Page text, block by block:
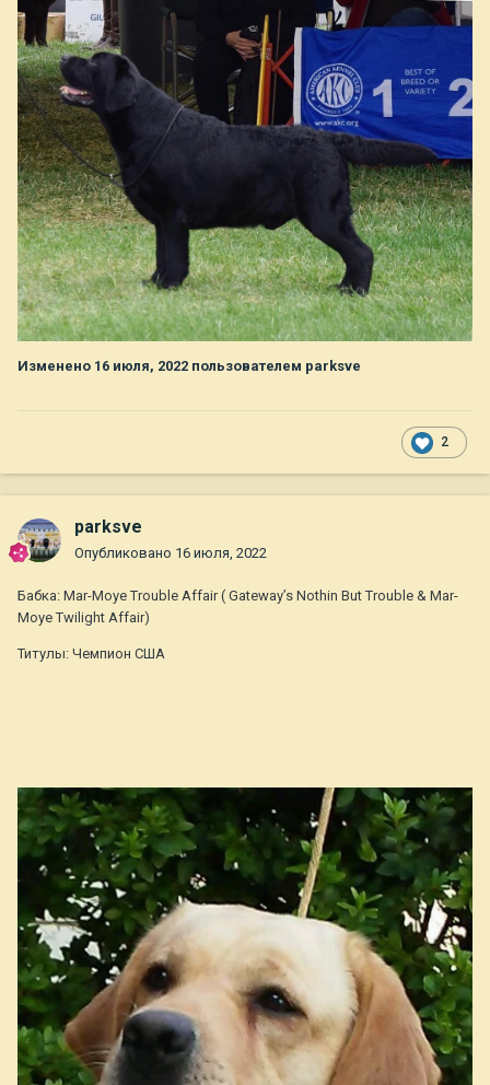
Изменено 16 июля, 2022 пользователем parksve
2
parksve
Опубликовано 16 июля, 2022
Бабка: Mar-Moye Trouble Affair ( Gateway’s Nothin But Trouble & Mar-
Moye Twilight Affair)
Титулы: Чемпион США